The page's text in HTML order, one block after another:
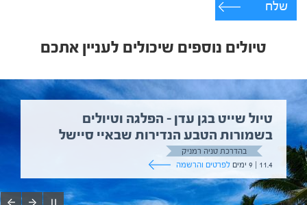
שלח
טיולים נוספים שיכולים לעניין אתכם
טיול שייט בגן עדן – הפלגה וטיולים
בשמורות הטבע הנדירות שבאיי סיישל
בהדרכת טניה רמניק
11.4 | 9 ימים
לפרטים והרשמה